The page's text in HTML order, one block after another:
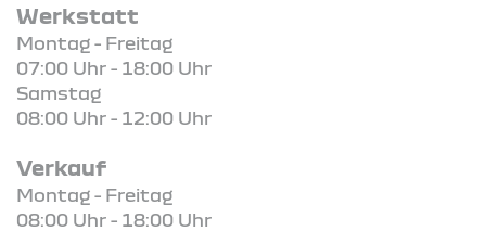
Werkstatt
Montag - Freitag
07:00 Uhr - 18:00 Uhr
Samstag
08:00 Uhr - 12:00 Uhr
Verkauf
Montag - Freitag
08:00 Uhr - 18:00 Uhr